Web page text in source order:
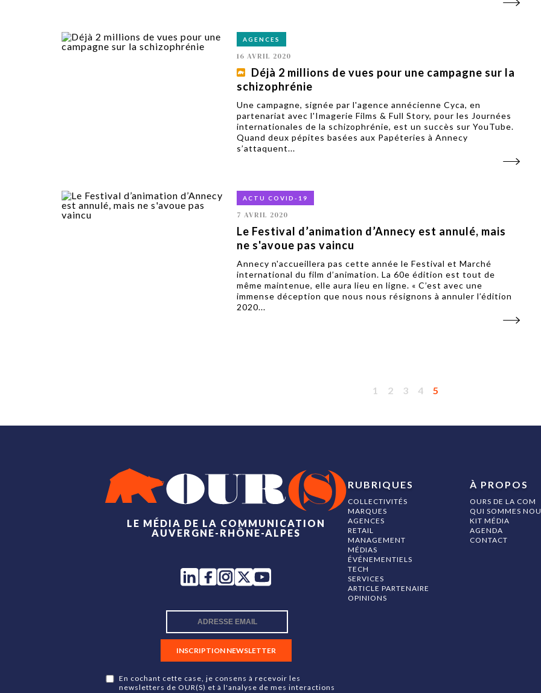
AGENCES
16 AVRIL 2020
Déjà 2 millions de vues pour une campagne sur la
schizophrénie
Une campagne, signée par l'agence annécienne Cyca, en
partenariat avec l'Imagerie Films & Full Story, pour les Journées
internationales de la schizophrénie, est un succès sur YouTube.
Quand deux pépites basées aux Papéteries à Annecy
s’attaquent...
ACTU COVID-19
7 AVRIL 2020
Le Festival d’animation d’Annecy est annulé, mais
ne s'avoue pas vaincu
Annecy n'accueillera pas cette année le Festival et Marché
international du film d’animation. La 60e édition est tout de
même maintenue, elle aura lieu en ligne. « C’est avec une
immense déception que nous nous résignons à annuler l’édition
2020...
1 2 3 4 5
LE MÉDIA DE LA COMMUNICATION
AUVERGNE-RHÔNE-ALPES
INSCRIPTION NEWSLETTER
En cochant cette case, je consens à recevoir les
newsletters de OUR(S) et à l'analyse de mes interactions
RUBRIQUES
COLLECTIVITÉS
MARQUES
AGENCES
RETAIL
MANAGEMENT
MÉDIAS
ÉVÉNEMENTIELS
TECH
SERVICES
ARTICLE PARTENAIRE
OPINIONS
À PROPOS
OURS DE LA COM
QUI SOMMES
KIT MÉDIA
AGENDA
CONTACT